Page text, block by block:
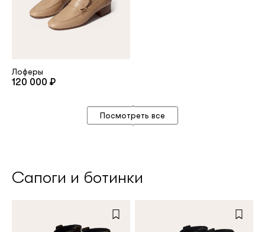
Посмотреть все
Лоферы
120 000 ₽
Сапоги и ботинки